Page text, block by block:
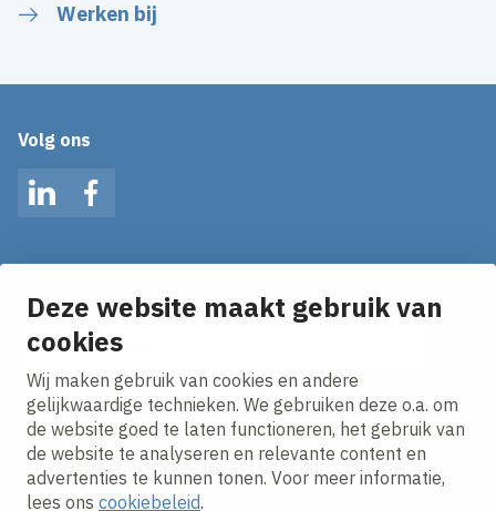
Deze website maakt gebruik van
cookies
Wij maken gebruik van cookies en andere
gelijkwaardige technieken. We gebruiken deze o.a. om
de website goed te laten functioneren, het gebruik van
de website te analyseren en relevante content en
advertenties te kunnen tonen. Voor meer informatie,
lees ons cookiebeleid.
Werken bij
Volg ons
LinkedInFacebook
Ontvang onze nieuws alerts in je mailbox!
E-mailadres
Ik ga akkoord met hetprivacy statement.